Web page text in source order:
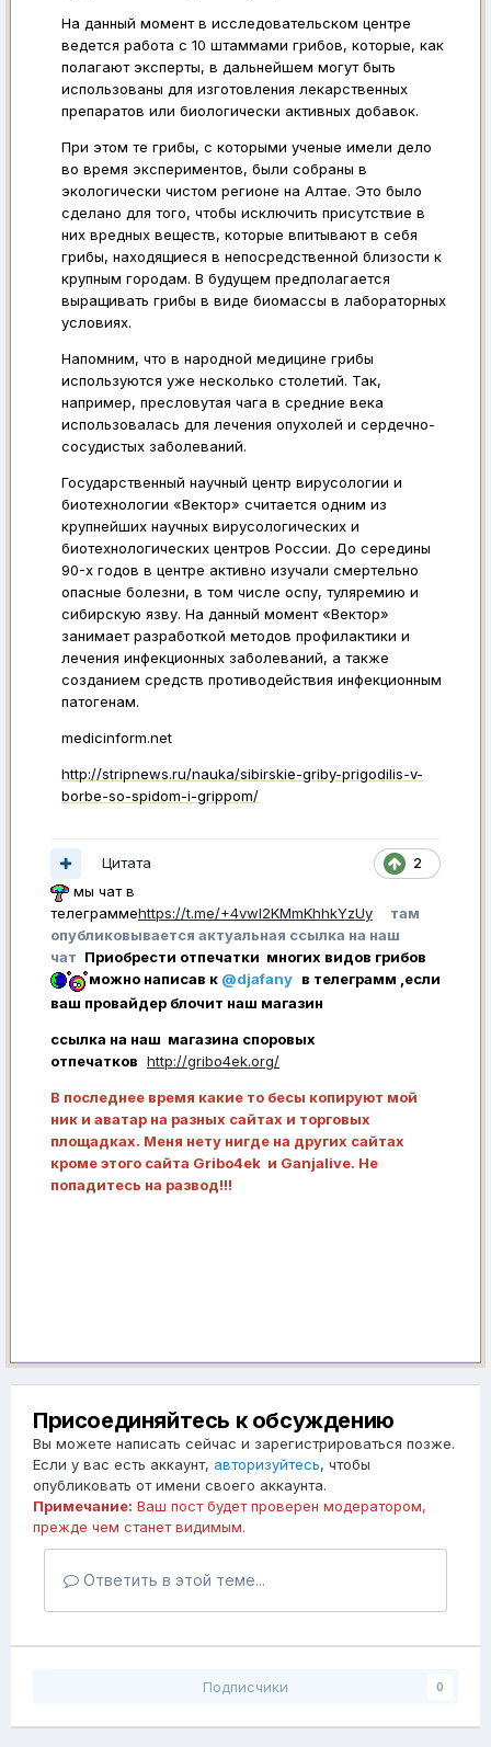
На данный момент в исследовательском центре
ведется работа с 10 штаммами грибов, которые, как
полагают эксперты, в дальнейшем могут быть
использованы для изготовления лекарственных
препаратов или биологически активных добавок.
При этом те грибы, с которыми ученые имели дело
во время экспериментов, были собраны в
экологически чистом регионе на Алтае. Это было
сделано для того, чтобы исключить присутствие в
них вредных веществ, которые впитывают в себя
грибы, находящиеся в непосредственной близости к
крупным городам. В будущем предполагается
выращивать грибы в виде биомассы в лабораторных
условиях.
Напомним, что в народной медицине грибы
используются уже несколько столетий. Так,
например, пресловутая чага в средние века
использовалась для лечения опухолей и сердечно-
сосудистых заболеваний.
Государственный научный центр вирусологии и
биотехнологии «Вектор» считается одним из
крупнейших научных вирусологических и
биотехнологических центров России. До середины
90-х годов в центре активно изучали смертельно
опасные болезни, в том числе оспу, туляремию и
сибирскую язву. На данный момент «Вектор»
занимает разработкой методов профилактики и
лечения инфекционных заболеваний, а также
созданием средств противодействия инфекционным
патогенам.
medicinform.net
http://stripnews.ru/nauka/sibirskie-griby-prigodilis-v-
borbe-so-spidom-i-grippom/
2
Цитата
мы чат в
телеграммеhttps://t.me/+4vwl2KMmKhhkYzUy
там
опубликовывается актуальная ссылка на наш
чат Приобрести отпечатки многих видов грибов
можно написав к @djafany в телеграмм ,если
ваш провайдер блочит наш магазин
ссылка на наш магазина споровых
отпечатков http://gribo4ek.org/
В последнее время какие то бесы копируют мой
ник и аватар на разных сайтах и торговых
площадках. Меня нету нигде на других сайтах
кроме этого сайта Gribo4ek и Ganjalive. Не
попадитесь на развод!!!
Присоединяйтесь к обсуждению
Вы можете написать сейчас и зарегистрироваться позже.
Если у вас есть аккаунт, авторизуйтесь, чтобы
опубликовать от имени своего аккаунта.
Примечание: Ваш пост будет проверен модератором,
прежде чем станет видимым.
Ответить в этой теме...
Подписчики 0